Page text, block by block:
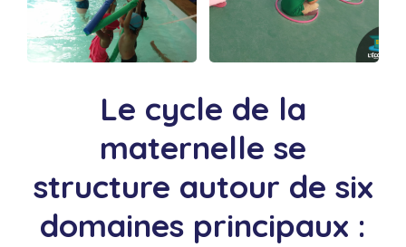
Le cycle de la
maternelle se
structure autour de six
domaines principaux :